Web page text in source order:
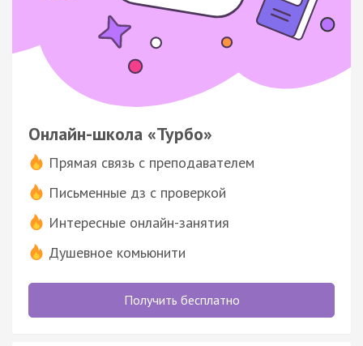
Онлайн-школа «Турбо»
Прямая связь с преподавателем
Письменные дз с проверкой
Интересные онлайн-занятия
Душевное комьюнити
Получить бесплатно